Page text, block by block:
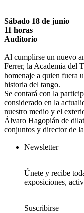
Sábado 18 de junio
11 horas
Auditorio
Al cumplirse un nuevo
Ferrer, la Academia del
homenaje a quien fuera
historia del tango.
Se contará con la
considerado en la
nuestro medio y el
Álvaro Hagopián de
conjuntos y director de
Newsletter
Únete y recibe
exposiciones,
Suscribirse